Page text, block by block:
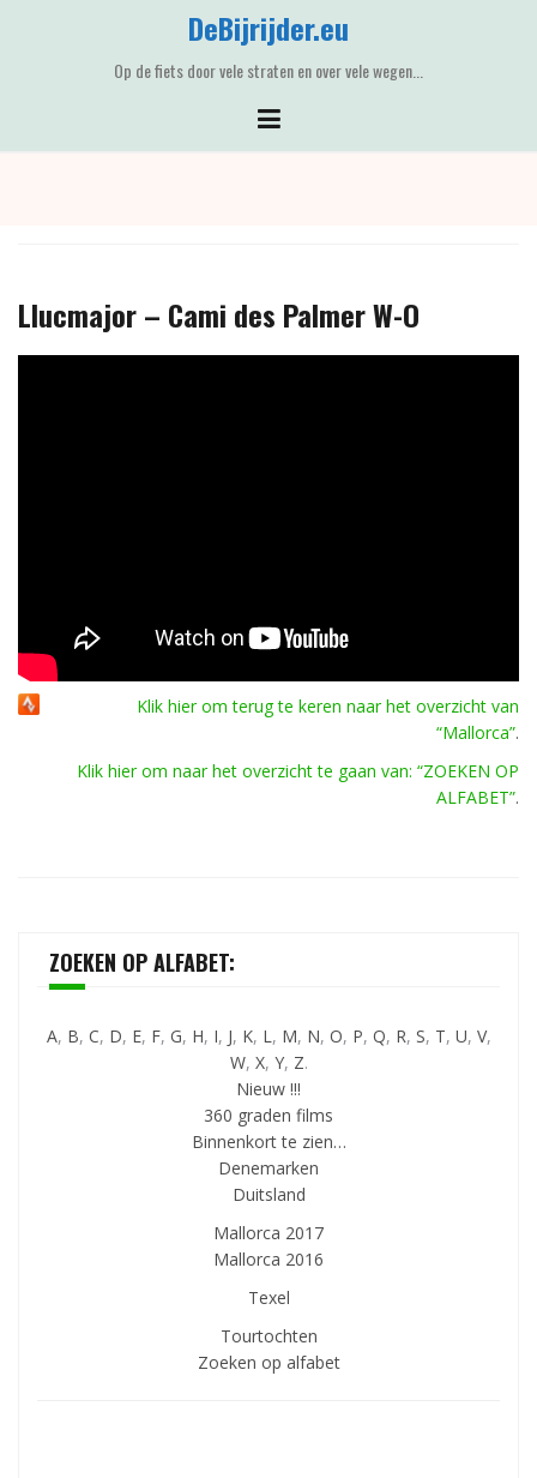
DeBijrijder.eu
Op de fiets door vele straten en over vele wegen...
Llucmajor – Cami des Palmer W-O
Klik hier om terug te keren naar het overzicht van
“Mallorca”.
Klik hier om naar het overzicht te gaan van: “ZOEKEN OP
ALFABET”.
ZOEKEN OP ALFABET:
A, B, C, D, E, F, G, H, I, J, K, L, M, N, O, P, Q, R, S, T, U, V,
W, X, Y, Z.
Nieuw !!!
360 graden films
Binnenkort te zien…
Denemarken
Duitsland
Mallorca 2017
Mallorca 2016
Texel
Tourtochten
Zoeken op alfabet